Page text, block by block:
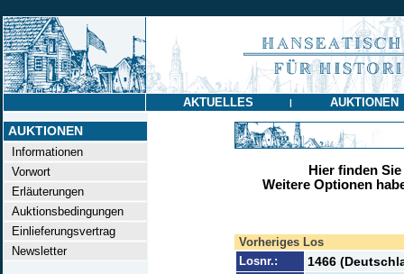
AKTUELLES | AUKTIONEN
AUKTIONEN
Informationen
Vorwort
Erläuterungen
Auktionsbedingungen
Einlieferungsvertrag
Newsletter
Hier finden
Weitere Optionen
Vorheriges Los
Losnr.:
1466